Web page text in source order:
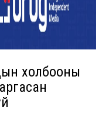
холбооны